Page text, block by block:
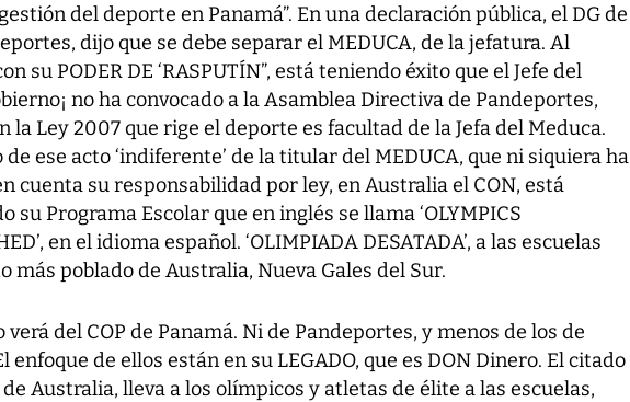
del deporte en Panamá”. En una declaración pública, el DG de
dijo que se debe separar el MEDUCA, de la jefatura. Al
su PODER DE ‘RASPUTÍN”, está teniendo éxito que el Jefe del
no ha convocado a la Asamblea Directiva de Pandeportes,
la Ley 2007 que rige el deporte es facultad de la Jefa del Meduca.
ese acto ‘indiferente’ de la titular del MEDUCA, que ni siquiera ha
cuenta su responsabilidad por ley, en Australia el CON, está
su Programa Escolar que en inglés se llama ‘OLYMPICS
en el idioma español. ‘OLIMPIADA DESATADA’, a las escuelas
más poblado de Australia, Nueva Gales del Sur.
verá del COP de Panamá. Ni de Pandeportes, y menos de los de
enfoque de ellos están en su LEGADO, que es DON Dinero. El citado
Australia, lleva a los olímpicos y atletas de élite a las escuelas,